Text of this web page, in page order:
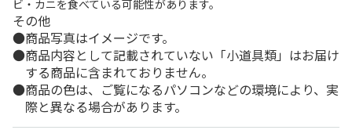
ビ・カニを食べている可能性があります。
その他
商品写真はイメージです。
商品内容として記載されていない「小道具類」はお届け
する商品に含まれておりません。
商品の色は、ご覧になるパソコンなどの環境により、実
際と異なる場合があります。